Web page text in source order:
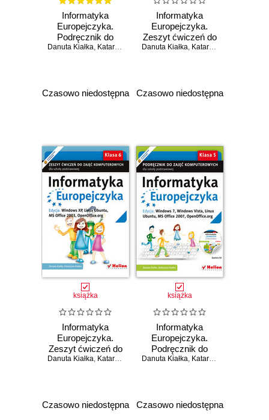
Informatyka
Europejczyka.
Podręcznik do
zajęć
Edycja: Windows
XP, Linux Ubuntu,
Danuta Kiałka, Katarzyna Kiałka
Czasowo niedostępna
Informatyka
Europejczyka.
Zeszyt ćwiczeń do
zajęć
Edycja: Windows
7, Windows Vista,
(Wydanie II)
Danuta Kiałka, Katarzyna Kiałka
Czasowo niedostępna
książka
Informatyka
Europejczyka.
Zeszyt ćwiczeń do
zajęć
Edycja: Windows
XP, Linux Ubuntu,
Danuta Kiałka, Katarzyna Kiałka
Czasowo niedostępna
książka
Informatyka
Europejczyka.
Podręcznik do
zajęć
Edycja: Windows
7, Windows Vista,
Danuta Kiałka, Katarzyna Kiałka
Czasowo niedostępna